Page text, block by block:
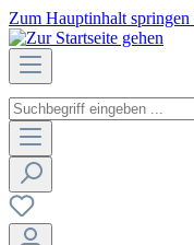
Zum Hauptinhalt springen